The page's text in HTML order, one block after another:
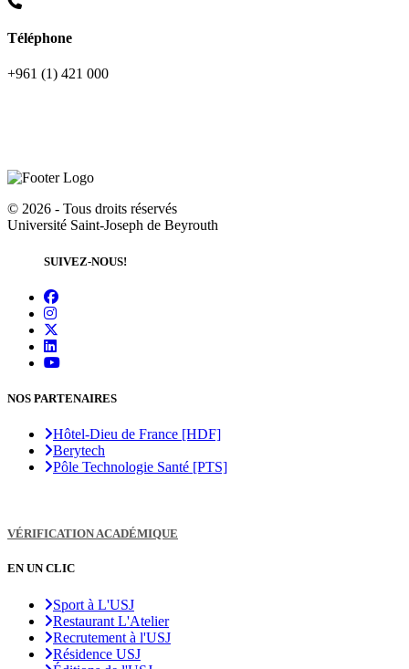
Téléphone
+961 (1) 421 000
© 2026 - Tous droits réservés
Université Saint-Joseph de Beyrouth
SUIVEZ-NOUS!
NOS PARTENAIRES
Hôtel-Dieu de France [HDF]
Berytech
Pôle Technologie Santé [PTS]
VÉRIFICATION ACADÉMIQUE
EN UN CLIC
Sport à L'USJ
Restaurant L'Atelier
Recrutement à l'USJ
Résidence USJ